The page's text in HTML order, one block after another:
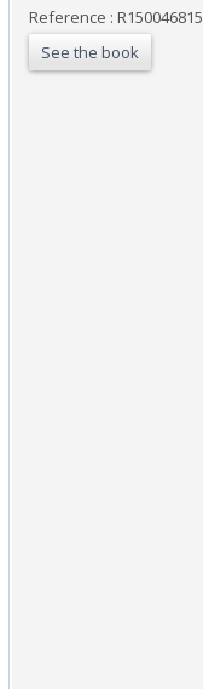
Reference : R150046815
See the book